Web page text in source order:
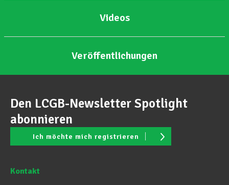
Videos
Veröffentlichungen
Den LCGB-Newsletter Spotlight
abonnieren
Ich möchte mich registrieren
Kontakt